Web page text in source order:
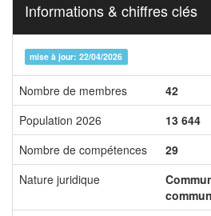
Informations & chiffres clés
mise à jour: 22/04/2026
Nombre de membres 42
Population 2026
13 644
Nombre de compétences
29
Nature juridique